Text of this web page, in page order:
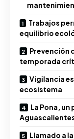
Trabajos
equilibrio
Prevención
temporada
Vigilancia
ecosistema
La Pona,
Llamado a